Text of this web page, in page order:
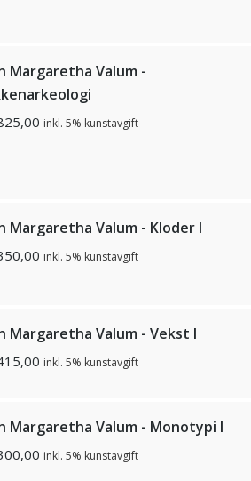
Margaretha Valum -
inkl. 5% kunstavgift
Margaretha Valum - Kloder I
inkl. 5% kunstavgift
Margaretha Valum - Vekst l
inkl. 5% kunstavgift
Margaretha Valum - Monotypi I
inkl. 5% kunstavgift